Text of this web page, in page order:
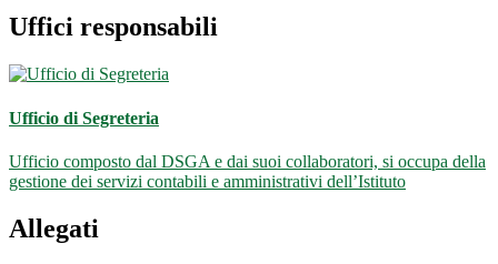
Uffici responsabili
Ufficio di Segreteria
Ufficio composto dal DSGA e dai suoi collaboratori, si occupa della
gestione dei servizi contabili e amministrativi dell’Istituto
Allegati